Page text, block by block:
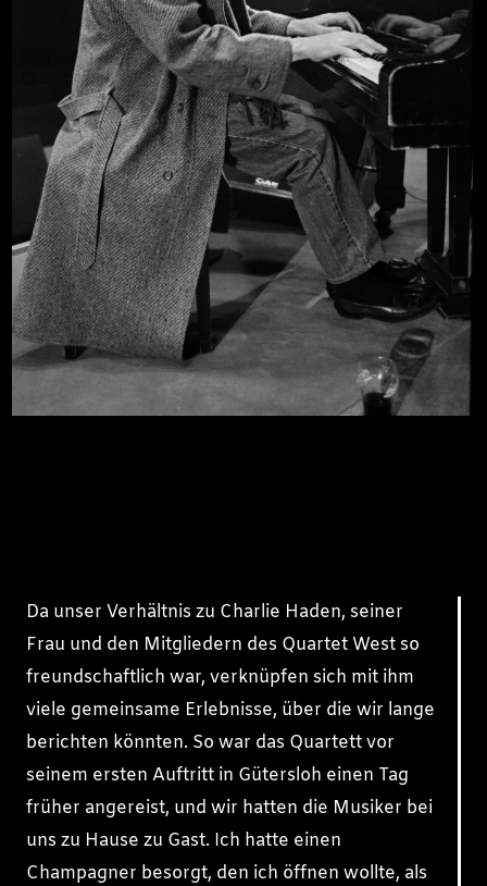
Da unser Verhältnis zu Charlie Haden, seiner
Frau und den Mitgliedern des Quartet West so
freundschaftlich war, verknüpfen sich mit ihm
viele gemeinsame Erlebnisse, über die wir lange
berichten könnten. So war das Quartett vor
seinem ersten Auftritt in Gütersloh einen Tag
früher angereist, und wir hatten die Musiker bei
uns zu Hause zu Gast. Ich hatte einen
Champagner besorgt, den ich öffnen wollte, als